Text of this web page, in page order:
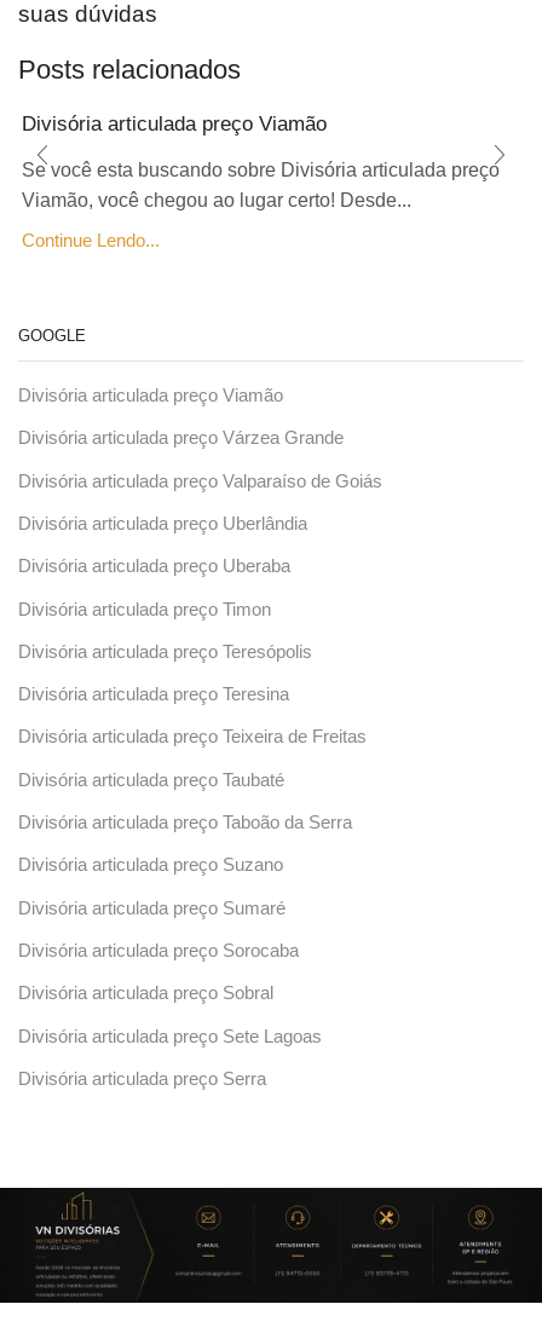
suas dúvidas
Posts relacionados
Divisória articulada preço Viamão
Se você esta buscando sobre Divisória articulada preço
Viamão, você chegou ao lugar certo! Desde...
Continue Lendo...
GOOGLE
Divisória articulada preço Viamão
Divisória articulada preço Várzea Grande
Divisória articulada preço Valparaíso de Goiás
Divisória articulada preço Uberlândia
Divisória articulada preço Uberaba
Divisória articulada preço Timon
Divisória articulada preço Teresópolis
Divisória articulada preço Teresina
Divisória articulada preço Teixeira de Freitas
Divisória articulada preço Taubaté
Divisória articulada preço Taboão da Serra
Divisória articulada preço Suzano
Divisória articulada preço Sumaré
Divisória articulada preço Sorocaba
Divisória articulada preço Sobral
Divisória articulada preço Sete Lagoas
Divisória articulada preço Serra